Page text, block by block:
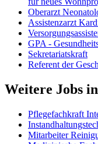
Oberarzt
Assistenzarzt
GPA -
Sekretariatskraft
Referent der
Weitere Jobs
Pflegefachkraft
Mitarbeiter